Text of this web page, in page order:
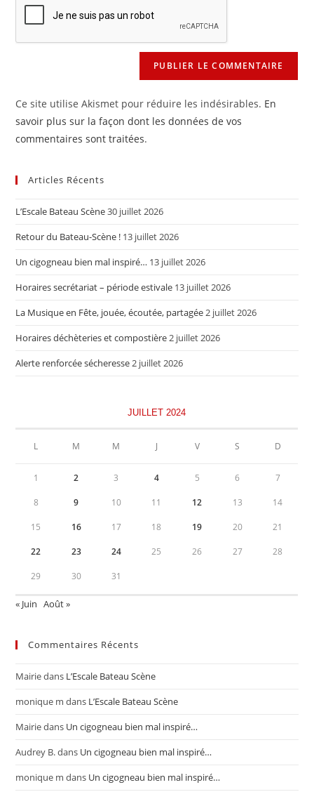
votre
site
(facultatif)
Ce site utilise Akismet pour réduire les indésirables. En
savoir plus sur la façon dont les données de vos
commentaires sont traitées.
Articles Récents
L’Escale Bateau Scène30 juillet 2026
Retour du Bateau-Scène ! 13 juillet 2026
Un cigogneau bien mal inspiré… 13 juillet 2026
Horaires secrétariat – période estivale 13 juillet 2026
La Musique en Fête, jouée, écoutée, partagée2 juillet 2026
Horaires déchèteries et compostière2 juillet 2026
Alerte renforcée sécheresse2 juillet 2026
JUILLET 2024
L M M J V S D
1 2 3 4 5 6 7
8 9 10 11 12 13 14
15 16 17 18 19 20 21
22 23 24 25 26 27 28
29 30 31
« Juin Août »
Commentaires Récents
Mairiedans L’Escale Bateau Scène
monique m dans L’Escale Bateau Scène
Mairiedans Un cigogneau bien mal inspiré…
Audrey B.dans Un cigogneau bien mal inspiré…
monique m dans Un cigogneau bien mal inspiré…